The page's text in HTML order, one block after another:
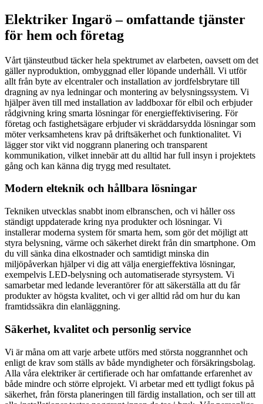
Elektriker Ingarö – omfattande tjänster
för hem och företag
Vårt tjänsteutbud täcker hela spektrumet av elarbeten, oavsett om det
gäller nyproduktion, ombyggnad eller löpande underhåll. Vi utför
allt från byte av elcentraler och installation av jordfelsbrytare till
dragning av nya ledningar och montering av belysningssystem. Vi
hjälper även till med installation av laddboxar för elbil och erbjuder
rådgivning kring smarta lösningar för energieffektivisering. För
företag och fastighetsägare erbjuder vi skräddarsydda lösningar som
möter verksamhetens krav på driftsäkerhet och funktionalitet. Vi
lägger stor vikt vid noggrann planering och transparent
kommunikation, vilket innebär att du alltid har full insyn i projektets
gång och kan känna dig trygg med resultatet.
Modern elteknik och hållbara lösningar
Tekniken utvecklas snabbt inom elbranschen, och vi håller oss
ständigt uppdaterade kring nya produkter och lösningar. Vi
installerar moderna system för smarta hem, som gör det möjligt att
styra belysning, värme och säkerhet direkt från din smartphone. Om
du vill sänka dina elkostnader och samtidigt minska din
miljöpåverkan hjälper vi dig att välja energieffektiva lösningar,
exempelvis LED-belysning och automatiserade styrsystem. Vi
samarbetar med ledande leverantörer för att säkerställa att du får
produkter av högsta kvalitet, och vi ger alltid råd om hur du kan
framtidssäkra din elanläggning.
Säkerhet, kvalitet och personlig service
Vi är måna om att varje arbete utförs med största noggrannhet och
enligt de krav som ställs av både myndigheter och försäkringsbolag.
Alla våra elektriker är certifierade och har omfattande erfarenhet av
både mindre och större elprojekt. Vi arbetar med ett tydligt fokus på
säkerhet, från första planeringen till färdig installation, och ser till att